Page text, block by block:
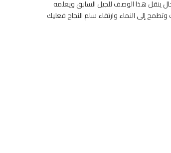
ينقل هذا الوصف للجيل السابق ويعلمه
إلى النماء وارتقاء سلم النجاح فعليك